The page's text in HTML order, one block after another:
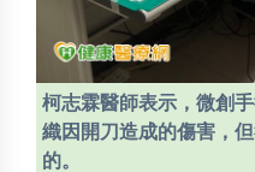
柯志霖醫師表示，微創
織因開刀造成的傷害，
的。